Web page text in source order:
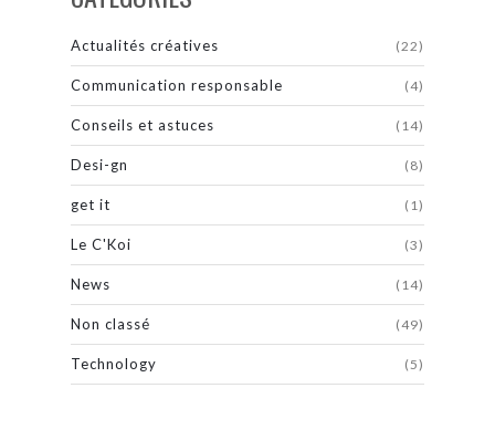
Actualités créatives (22)
Communication responsable (4)
Conseils et astuces (14)
Desi-gn (8)
get it (1)
Le C'Koi (3)
News (14)
Non classé (49)
Technology (5)